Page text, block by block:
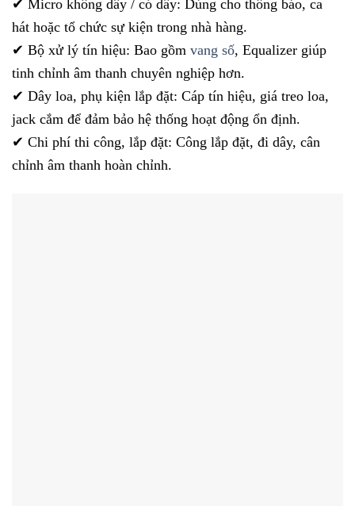
✔ Micro không dây / có dây: Dùng cho thông báo, ca
hát hoặc tổ chức sự kiện trong nhà hàng.
✔ Bộ xử lý tín hiệu: Bao gồm vang số, Equalizer giúp
tinh chỉnh âm thanh chuyên nghiệp hơn.
✔ Dây loa, phụ kiện lắp đặt: Cáp tín hiệu, giá treo loa,
jack cắm để đảm bảo hệ thống hoạt động ổn định.
✔ Chi phí thi công, lắp đặt: Công lắp đặt, đi dây, cân
chỉnh âm thanh hoàn chỉnh.